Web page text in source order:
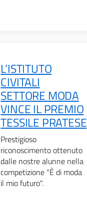
L’ISTITUTO
CIVITALI
SETTORE MODA
VINCE IL PREMIO
TESSILE PRATESE
Prestigioso
riconoscimento ottenuto
dalle nostre alunne nella
competizione "È di moda
il mio futuro".